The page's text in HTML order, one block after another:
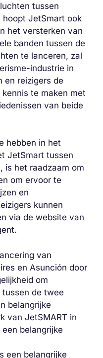
tussen
hoopt JetSmart ook
het versterken van
banden tussen de
te lanceren, zal
industrie in
en reizigers de
te maken met
van beide
hebben in het
JetSmart tussen
is het raadzaam om
om ervoor te
en
kunnen
via de website van
van
en Asunción door
om
de twee
belangrijke
van JetSMART in
belangrijke
een belangrijke